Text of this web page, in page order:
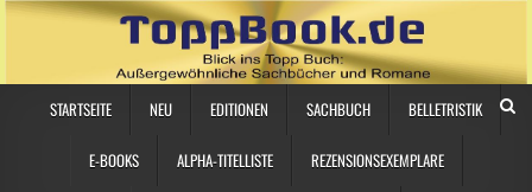
STARTSEITE NEU EDITIONEN SACHBUCH BELLETRISTIK
E-BOOKS ALPHA-TITELLISTE REZENSIONSEXEMPLARE